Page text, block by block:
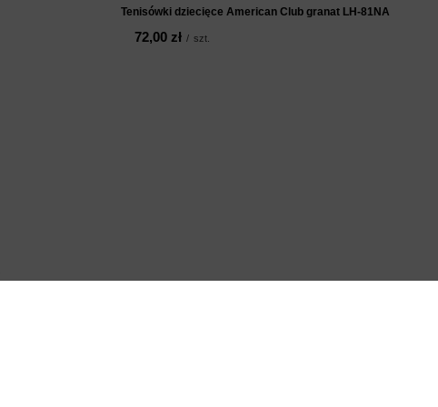
Tenisówki dziecięce American Club granat LH-81NA
72,00 zł / szt.